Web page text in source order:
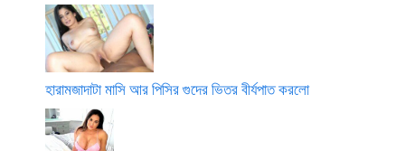
হারামজাদাটা মাসি আর পিসির গুদের ভিতর বীর্যপাত করলো